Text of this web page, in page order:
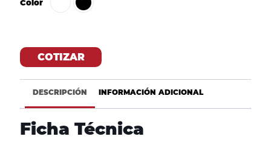
Color
COTIZAR
DESCRIPCIÓN INFORMACIÓN ADICIONAL
Ficha Técnica